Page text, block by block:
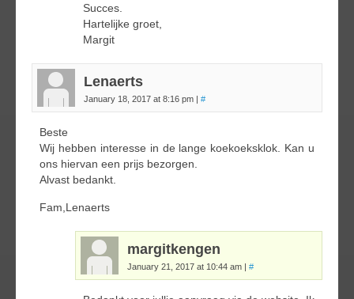
Succes.
Hartelijke groet,
Margit
Lenaerts
January 18, 2017 at 8:16 pm | #
Beste
Wij hebben interesse in de lange koekoeksklok. Kan u
ons hiervan een prijs bezorgen.
Alvast bedankt.
Fam,Lenaerts
margitkengen
January 21, 2017 at 10:44 am | #